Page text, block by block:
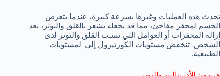
تحدث هذه العمليات وغيرها بسرعة كبيرة، عندما يتعرض
الجسم لمحفز مفاجئ، مما قد يجعله يشعر بالقلق والتوتر، بعد
إزالة المحفزات أو العوامل التي تسبب القلق والتوتر لدى
الشخص، تنخفض مستويات الكورتيزول إلى المستويات
الطبيعية.